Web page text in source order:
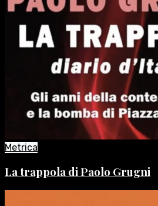
Metrica
La trappola di Paolo Grugni